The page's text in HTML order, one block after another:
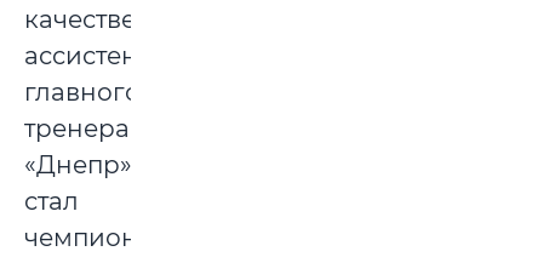
качестве
ассистента
главного
тренера
«Днепр»
стал
чемпионом